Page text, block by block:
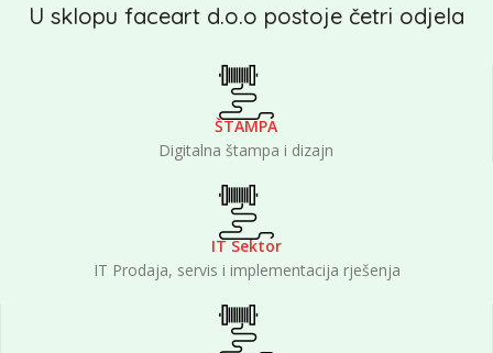
U sklopu faceart d.o.o postoje četri odjela
ŠTAMPA
Digitalna štampa i dizajn
IT Sektor
IT Prodaja, servis i implementacija rješenja